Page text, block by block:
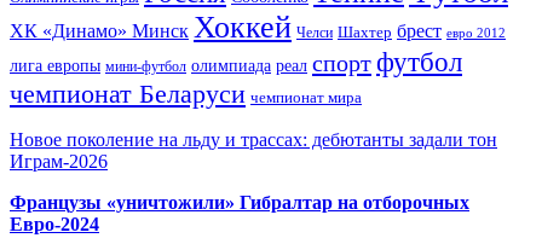
ХК «Динамо» Минск Хоккей Челси Шахтер брест евро 2012
лига европы мини-футбол олимпиада реал спортфутбол
чемпионат Беларуси чемпионат мира
Новое поколение на льду и трассах: дебютанты задали тон
Играм-2026
Французы «уничтожили» Гибралтар на отборочных
Евро-2024